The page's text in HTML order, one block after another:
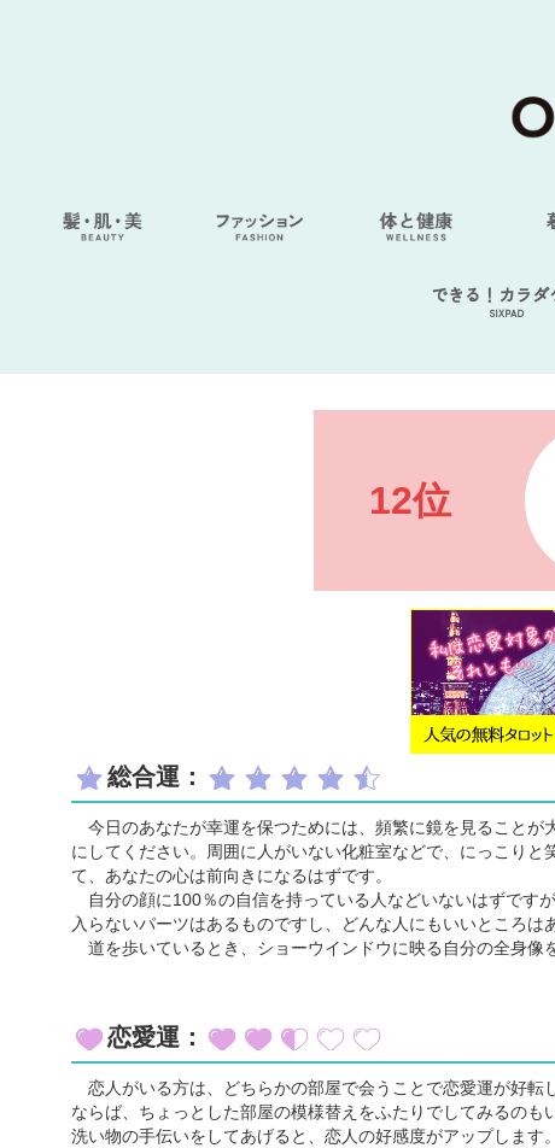
できる！カラダ
SIXPAD
12位
総合運：
今日のあなたが幸運を保つためには、頻繁に鏡を見ることが
にしてください。周囲に人がいない化粧室などで、にっこり
て、あなたの心は前向きになるはずです。
自分の顔に100％の自信を持っている人などいないはずです
入らないパーツはあるものですし、どんな人にもいいところ
道を歩いているとき、ショーウインドウに映る自分の全身像
恋愛運：
恋人がいる方は、どちらかの部屋で会うことで恋愛運が好転
ならば、ちょっとした部屋の模様替えをふたりでしてみるの
洗い物の手伝いをしてあげると、恋人の好感度がアップします。